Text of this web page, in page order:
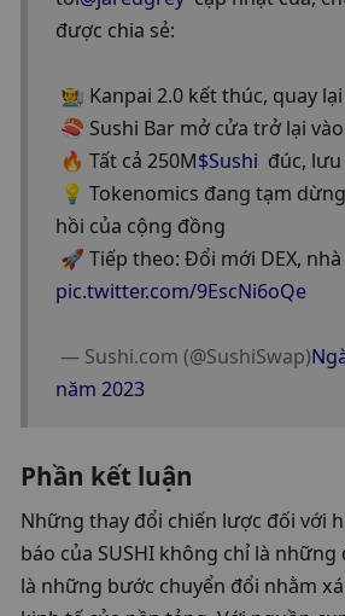
được chia sẻ:
🧑‍🌾 Kanpai 2.0 kết thúc, quay
🍣 Sushi Bar mở cửa trở lại
🔥 Tất cả 250M$Sushi
đúc,
hồi của cộng đồng
🚀 Tiếp theo: Đổi mới DEX,
pic.twitter.com/9EscNi6oQe
— Sushi.com (@SushiSwap)
năm 2023
Phần kết luận
Những thay đổi chiến lược đối với
báo của SUSHI không chỉ là
là những bước chuyển đổi nhằm